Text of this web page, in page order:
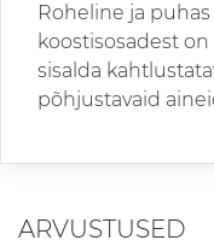
Roheline ja
koostisosadest
sisalda
põhjustavaid
ARVUSTUSED